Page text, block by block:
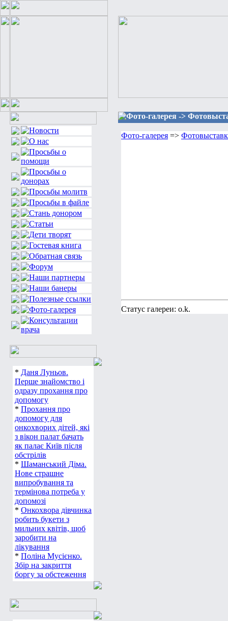
* Даня Луньов.
Перше знайомство і
одразу прохання про
допомогу
* Прохання про
допомогу для
онкохворих дітей, які
з вікон палат бачать
як палає Київ після
обстрілів
* Шаманський Діма.
Нове страшне
випробування та
термінова потреба у
допомозі
* Онкохвора дівчинка
робить букети з
мильних квітів, щоб
заробити на
лікування
* Поліна Мусієнко.
Збір на закриття
боргу за обстеження
Фото-галерея ->
Фото-галерея =>
Статус галереи: o.k.